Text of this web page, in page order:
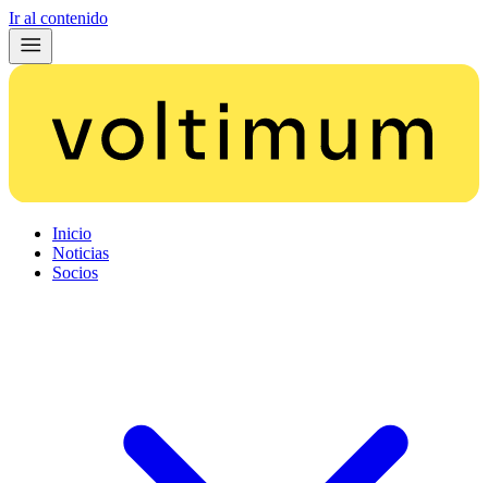
Ir al contenido
Inicio
Noticias
Socios